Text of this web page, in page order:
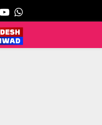
Youtube
Whatsapp